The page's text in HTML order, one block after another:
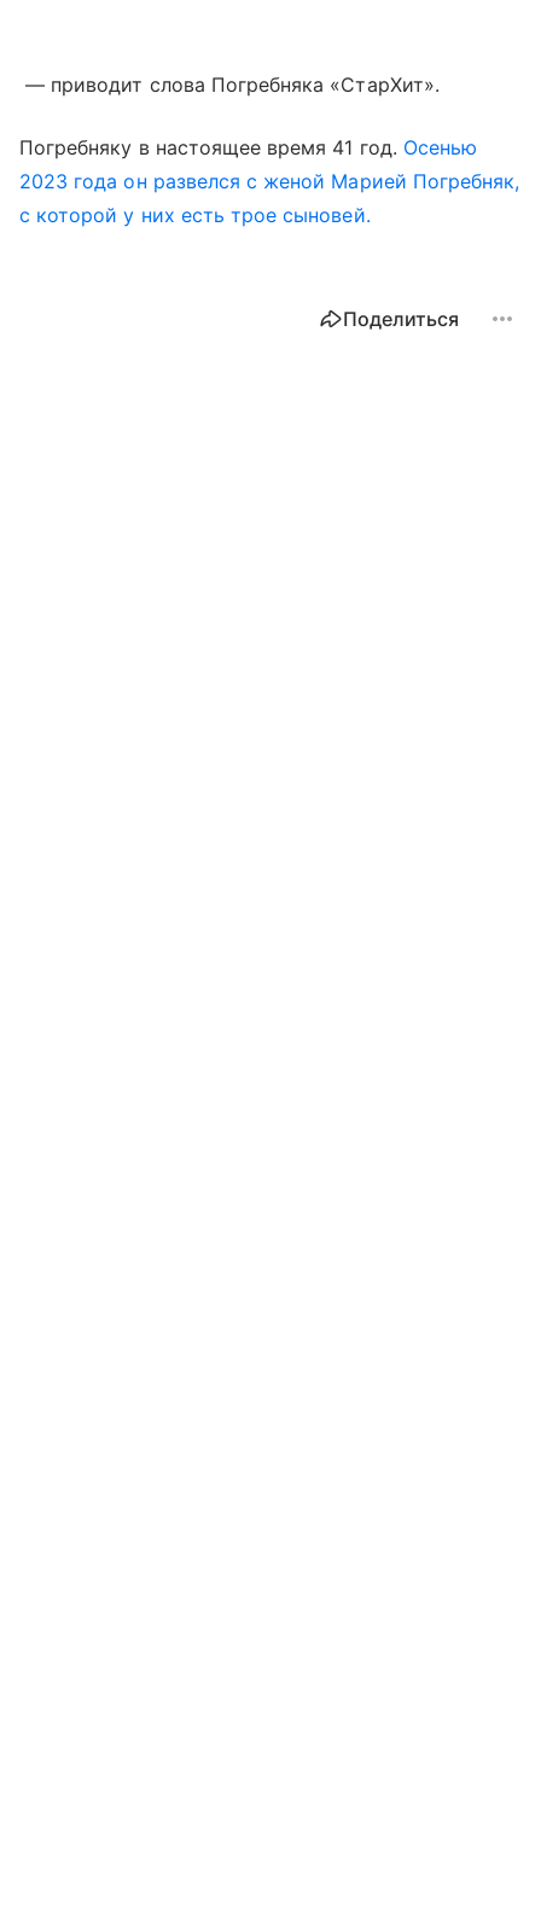
— приводит слова Погребняка «СтарХит».
Погребняку в настоящее время 41 год. Осенью
2023 года он развелся с женой Марией Погребняк,
с которой у них есть трое сыновей.
Поделиться